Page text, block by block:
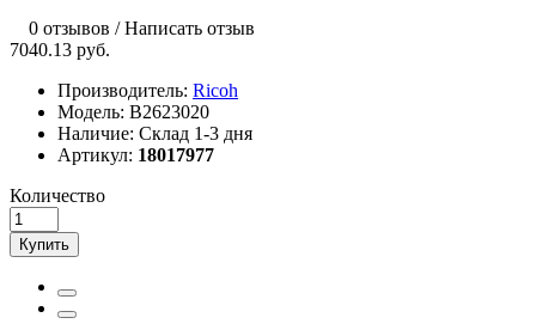
0 отзывов /Написать отзыв
7040.13 руб.
Производитель: Ricoh
Модель: B2623020
Наличие: Склад 1-3 дня
Артикул: 18017977
Количество
Купить